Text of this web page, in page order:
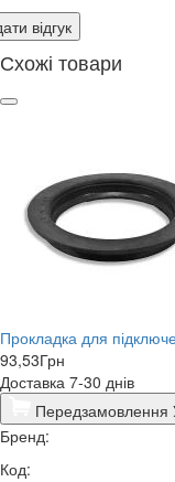
відгук
Схожі товари
Прокладка для
93,53Грн
Доставка 7-30 днів
Передзамовлення
Бренд:
Код: